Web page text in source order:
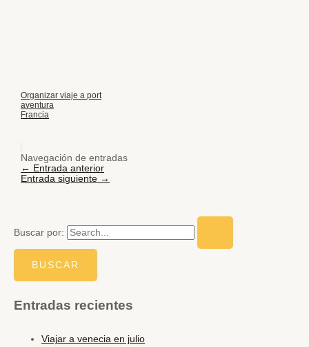
Organizar viaje a port
aventura
Francia
Navegación de entradas
← Entrada anterior
Entrada siguiente →
Buscar por:
Entradas recientes
Viajar a venecia en julio